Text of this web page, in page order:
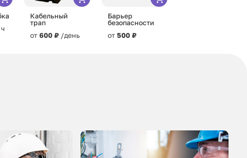
Кабельный
трап
от 600 ₽ /день
Барьер
безопасности
от 500 ₽